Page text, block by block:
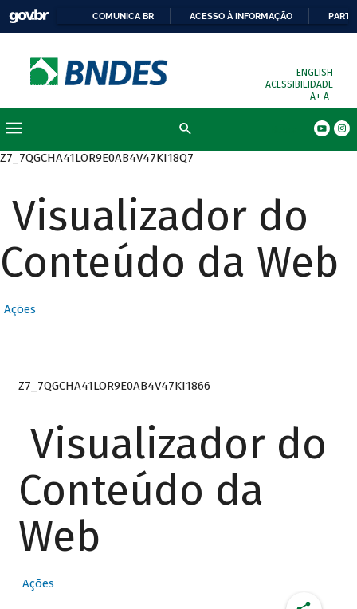
COMUNICA BR ACESSO À INFORMAÇÃO
ENGLISH
ACESSIBILIDADE
A+ A-
Z7_7QGCHA41LOR9E0AB4V47KI18Q7
Visualizador do
Conteúdo da Web
Ações
Z7_7QGCHA41LOR9E0AB4V47KI1866
Visualizador do
Conteúdo da
Web
Ações